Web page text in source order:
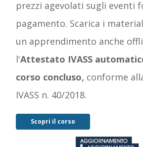
prezzi agevolati sugli eventi
pagamento. Scarica i
un apprendimento anche
l'Attestato IVASS
corso concluso, conforme
IVASS n. 40/2018.
Scopri il corso